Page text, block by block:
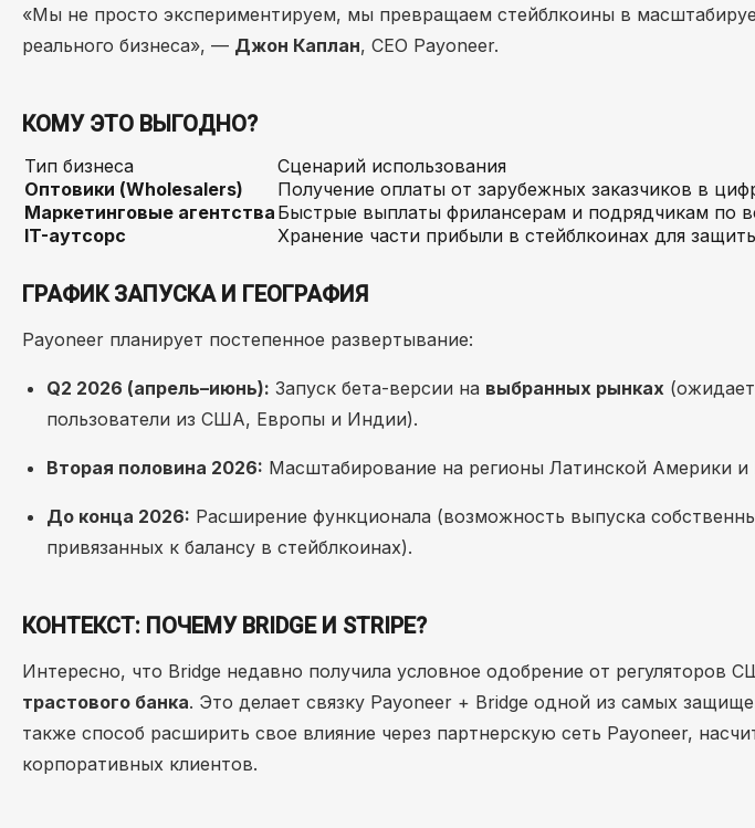
«Мы не просто экспериментируем, мы превращаем стейблкоины в
реального бизнеса», — Джон Каплан, CEO Payoneer.
КОМУ ЭТО ВЫГОДНО?
Тип бизнеса
Сценарий использования
Оптовики (Wholesalers)
Получение оплаты от зарубежных заказчиков в
Маркетинговые агентства Быстрые выплаты фрилансерам и подрядчикам по
IT-аутсорс
Хранение части прибыли в стейблкоинах для
ГРАФИК ЗАПУСКА И ГЕОГРАФИЯ
Payoneer планирует постепенное развертывание:
Q2 2026 (апрель–июнь): Запуск бета-версии на выбранных рынках
пользователи из США, Европы и Индии).
Вторая половина 2026: Масштабирование на регионы Латинской Америки
До конца 2026: Расширение функционала (возможность выпуска
привязанных к балансу в стейблкоинах).
КОНТЕКСТ: ПОЧЕМУ BRIDGE И STRIPE?
Интересно, что Bridge недавно получила условное одобрение от регуляторов
трастового банка. Это делает связку Payoneer + Bridge одной из самых
также способ расширить свое влияние через партнерскую сеть Payoneer,
корпоративных клиентов.